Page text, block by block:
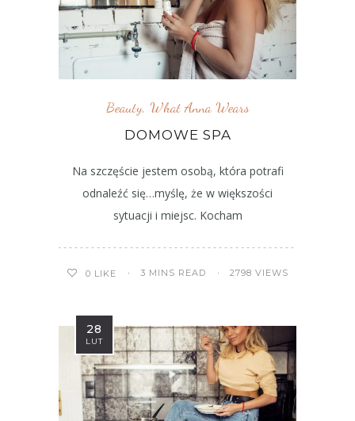
Beauty, What Anna Wears
DOMOWE SPA
Na szczęście jestem osobą, która potrafi
odnaleźć się…myślę, że w większości
sytuacji i miejsc. Kocham
0 LIKE 3 MINS READ 2798 VIEWS
28
LUT